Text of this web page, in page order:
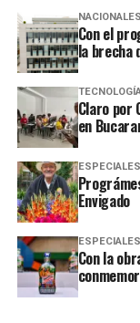
NACIONALES
Con el
la brecha
Claro por
en
ESPECIALES
Envigado
ESPECIALES
Con la